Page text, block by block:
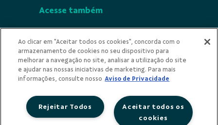
Acesse também
Indícios de Ilicitude
Privacidade
Ao clicar em "Aceitar todos os cookies", concorda com o
armazenamento de cookies no seu dispositivo para
melhorar a navegação no site, analisar a utilização do site
e ajudar nas nossas iniciativas de marketing. Para mais
informações, consulte nosso Aviso de Privacidade
Aceitar todos os
cookies
Rejeitar Todos